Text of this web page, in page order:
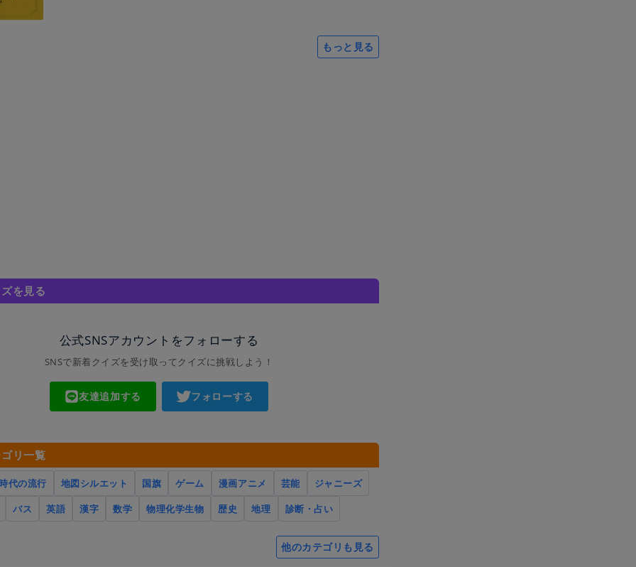
もっと見る
を見る
公式SNSアカウントをフォローする
SNSで新着クイズを受け取ってクイズに挑戦しよう！
友達追加する フォローする
リ一覧
代の流行 地図シルエット 国旗 ゲーム 漫画アニメ 芸能
ジャニーズ
バス
英語 漢字 数学 物理化学生物 歴史 地理 診断・占い
他のカテゴリも見る